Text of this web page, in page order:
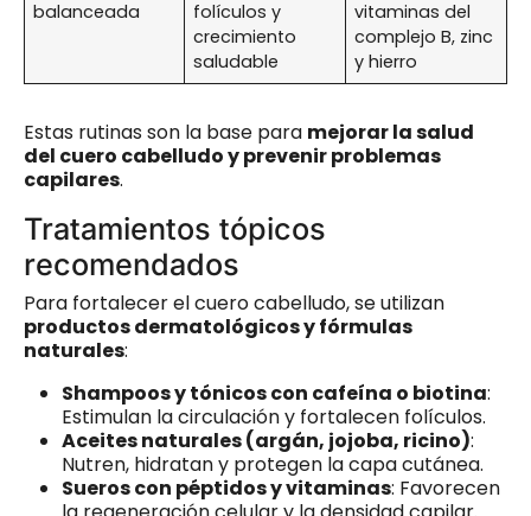
balanceada
folículos y
crecimiento
saludable
vitaminas del
complejo B, zinc
y hierro
Estas rutinas son la base para mejorar la salud
del cuero cabelludo y prevenir problemas
capilares.
Tratamientos tópicos
recomendados
Para fortalecer el cuero cabelludo, se utilizan
productos dermatológicos y fórmulas
naturales:
Shampoos y tónicos con cafeína o biotina:
Estimulan la circulación y fortalecen folículos.
Aceites naturales (argán, jojoba, ricino):
Nutren, hidratan y protegen la capa cutánea.
Sueros con péptidos y vitaminas: Favorecen